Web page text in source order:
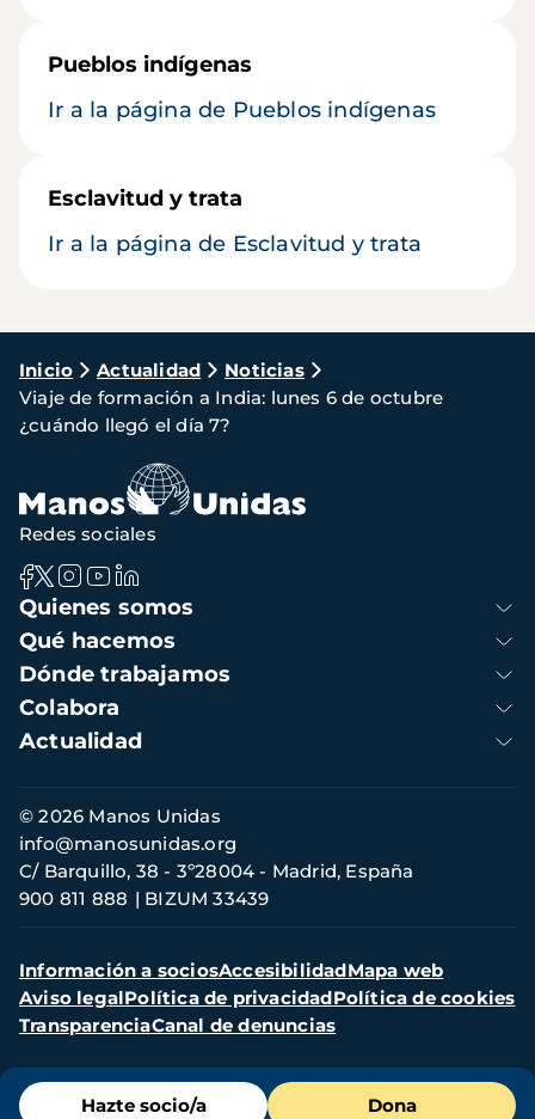
Pueblos indígenas
Ir a la página de Pueblos indígenas
Esclavitud y trata
Ir a la página de Esclavitud y trata
Ruta
de
navegación
Inicio Actualidad
Noticias
Viaje de formación a India: lunes 6 de octubre
¿cuándo llegó el día 7?
Menú
Hazte socio/a Dona
Navegación
principal
Quienes somos
Qué hacemos
Dónde trabajamos
Colabora
Actualidad
Redes sociales
Información
de
contacto
© 2026 Manos Unidas
C/ Barquillo, 38 - 3º28004 - Madrid, España
900 811 888
BIZUM 33439
info@manosunidas.org
Menú
secundario
Información a sociosAccesibilidadMapa web
Aviso legalPolítica de privacidadPolítica de cookies
TransparenciaCanal de denuncias